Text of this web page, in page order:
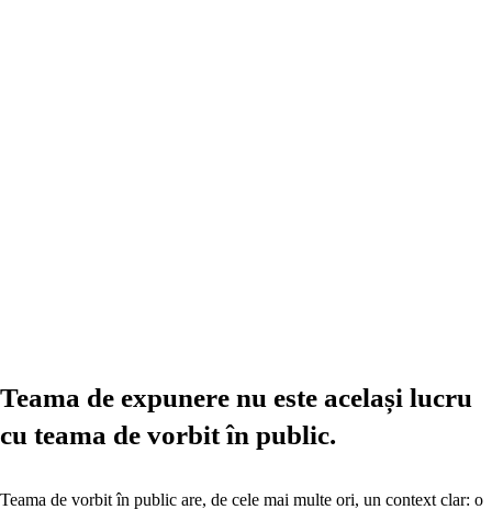
Teama de expunere nu este același lucru
cu teama de vorbit în public.
Teama de vorbit în public are, de cele mai multe ori, un context clar: o